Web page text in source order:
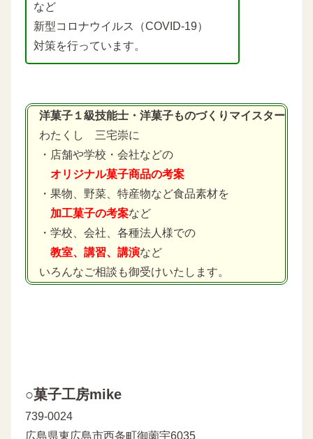
など
新型コロナウイルス（COVID-19）
対策を行っています。
洋菓子１級技能士・洋菓子ものづくりマイスター
わたくし 三宅崇に
・店舗や学校・会社などの
オリジナル菓子商品の考案
・果物、野菜、特産物など食品素材を
加工菓子の考案など
・学校、会社、各種法人様での
教室、講習、講演など
いろんなご相談も御受けいたします。
○菓子工房mike
739-0024
広島県東広島市西条町御薗宇6035